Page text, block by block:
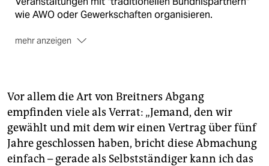
wie AWO oder Gewerkschaften organisieren.
mehr anzeigen
sozialdemokratischer Frauen.
Um die Wahlbeteilung zu erhöhen, will die SPD sich
für ein Wahlrecht mit 16 Jahren und moderne
Wahltechniken, bis zur Abstimmung im Internet,
einsetzen. EST
Vor allem die Art von Breitners Abgang
empfinden viele als Verrat: „Jemand, den wir
gewählt und mit dem wir einen Vertrag über fünf
Jahre geschlossen haben, bricht diese Abmachung
einfach – gerade als Selbstständiger kann ich das